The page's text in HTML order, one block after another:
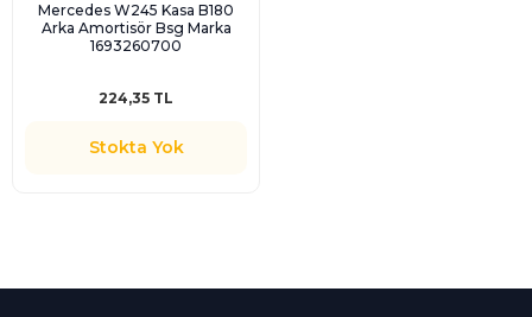
Mercedes W245 Kasa B180
Arka Amortisör Bsg Marka
1693260700
224,35 TL
Stokta Yok
Alışveriş